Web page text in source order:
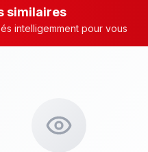
similaires
intelligemment pour vous